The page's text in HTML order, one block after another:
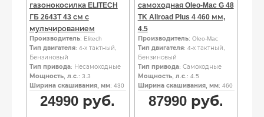
газонокосилка ELITECH
ГБ 2643Т 43 см с
мульчированием
Производитель: Elitech
Тип двигателя: 4-х тактный,
Бензиновый
Тип привода: Несамоходные
Мощность, л.с. : 3.3
Ширина скашивания, мм: 430
24990 руб.
самоходная Oleo-Mac G 48
TK Allroad Plus 4 460 мм,
4.5
Производитель: Oleo-Mac
Тип двигателя: 4-х тактный,
Бензиновый
Тип привода: Самоходные
Мощность, л.с. : 4.5
Ширина скашивания, мм: 460
87990 руб.